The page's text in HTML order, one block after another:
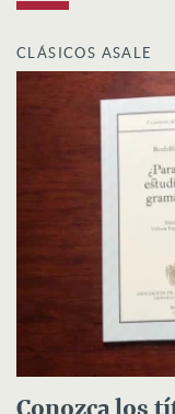
CLÁSICOS ASALE
Conozca los